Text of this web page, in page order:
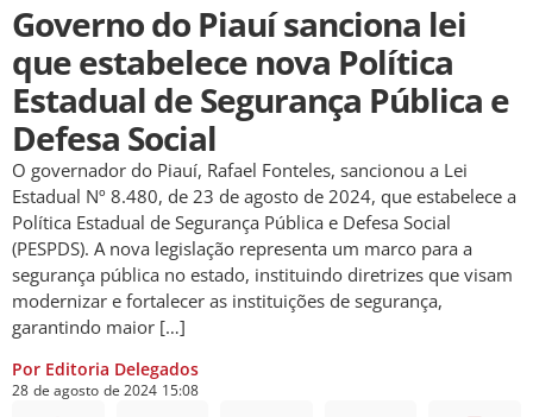
Governo do Piauí sanciona lei
que estabelece nova Política
Estadual de Segurança Pública e
Defesa Social
O governador do Piauí, Rafael Fonteles, sancionou a Lei
Estadual Nº 8.480, de 23 de agosto de 2024, que estabelece a
Política Estadual de Segurança Pública e Defesa Social
(PESPDS). A nova legislação representa um marco para a
segurança pública no estado, instituindo diretrizes que visam
modernizar e fortalecer as instituições de segurança,
garantindo maior […]
Por Editoria Delegados
28 de agosto de 2024 15:08